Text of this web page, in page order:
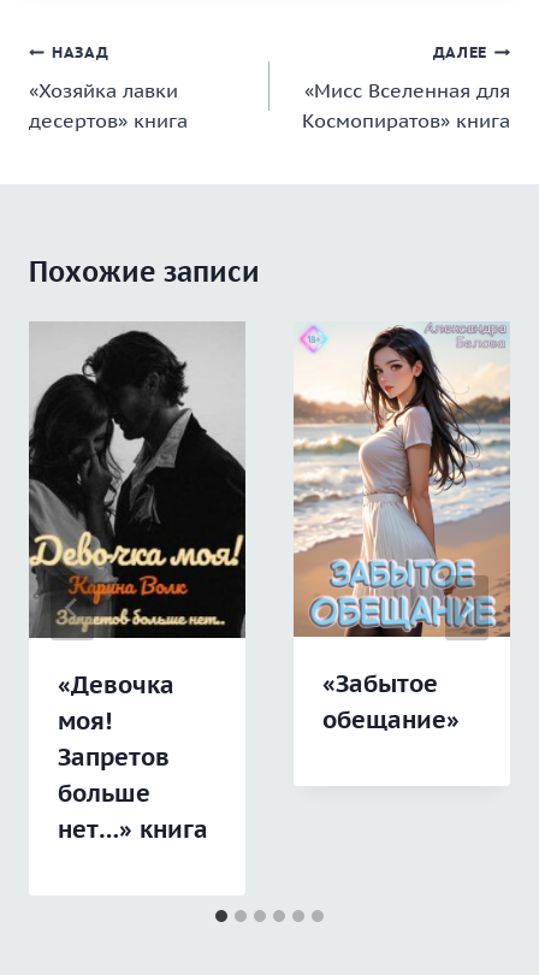
Навигация
по
записям
НАЗАД
«Хозяйка лавки
десертов» книга
ДАЛЕЕ
«Мисс Вселенная для
Космопиратов» книга
Похожие записи
«Девочка
моя!
Запретов
больше
нет…» книга
«Забытое
обещание»